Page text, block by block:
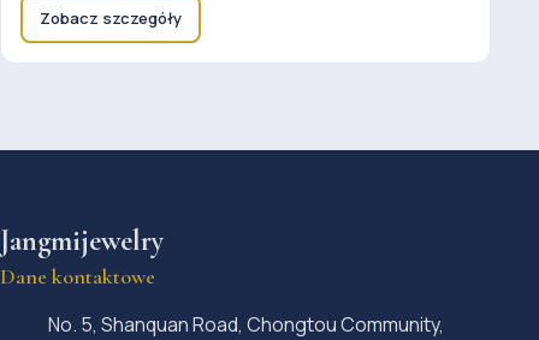
Zobacz szczegóły
Jangmijewelry
Dane kontaktowe
No. 5, Shanquan Road, Chongtou Community,